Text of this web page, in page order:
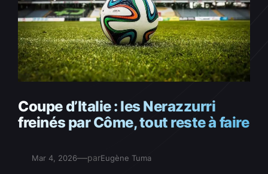
Coupe d’Italie : les Nerazzurri
freinés par Côme, tout reste à faire
Mar 4, 2026—parEugène Tuma